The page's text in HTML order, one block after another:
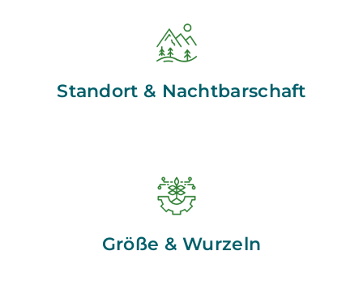
Standort & Nachtbarschaft
Größe & Wurzeln